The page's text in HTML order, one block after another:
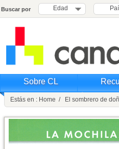
Buscar por Edad
Sobre CL
Estás en : Home / El sombrero de